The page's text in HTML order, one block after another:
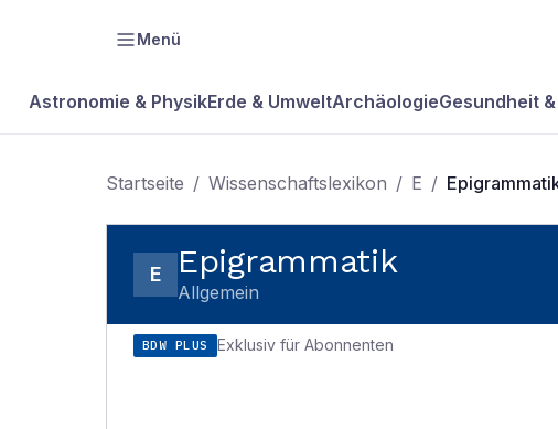
Menü
Astronomie & PhysikErde & UmweltArchäologieGesundheit
Startseite / Wissenschaftslexikon / E /
E Epigrammatik
Allgemein
BDW PLUS Exklusiv für Abonnenten